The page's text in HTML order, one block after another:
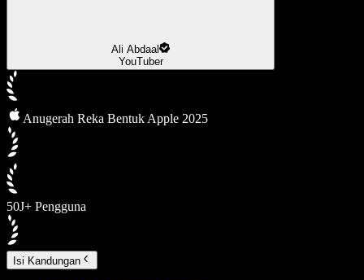
Ali Abdaal
YouTuber
Anugerah Reka Bentuk Apple 2025
50J+ Pengguna
Isi Kandungan